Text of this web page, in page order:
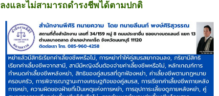
ลงและไม่สามารถดำรงชีพได้ตามปกติ